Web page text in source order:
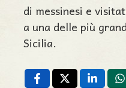
di messinesi e
a una delle più
Sicilia.